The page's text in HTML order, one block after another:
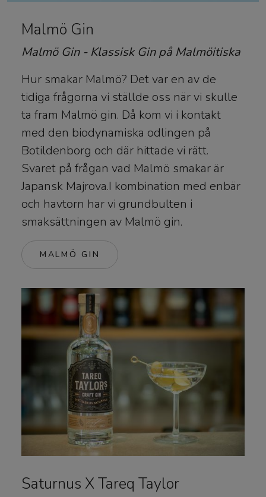
Malmö Gin
Malmö Gin - Klassisk Gin på Malmöitiska
Hur smakar Malmö? Det var en av de
tidiga frågorna vi ställde oss när vi skulle
ta fram Malmö gin. Då kom vi i kontakt
med den biodynamiska odlingen på
Botildenborg och där hittade vi rätt.
Svaret på frågan vad Malmö smakar är
Japansk Majrova.I kombination med enbär
och havtorn har vi grundbulten i
smaksättningen av Malmö gin.
MALMÖ GIN
Saturnus X Tareq Taylor